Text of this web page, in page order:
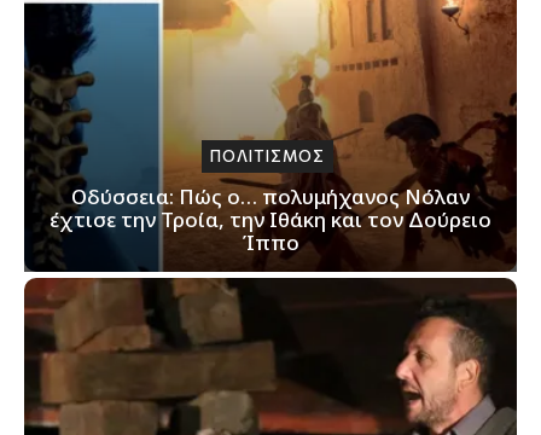
ΠΟΛΙΤΙΣΜΟΣ
Οδύσσεια: Πώς ο… πολυμήχανος Νόλαν
έχτισε την Τροία, την Ιθάκη και τον Δούρειο
Ίππο